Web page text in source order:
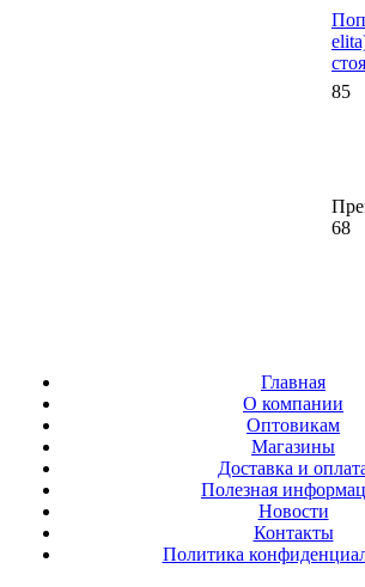
85
68
Главная
О компании
Оптовикам
Магазины
Доставка и
Полезная
Новости
Контакты
Политика